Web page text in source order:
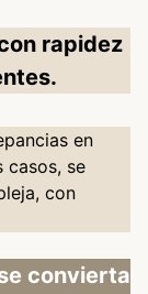
rapidez
en
casos, se
con
convierta